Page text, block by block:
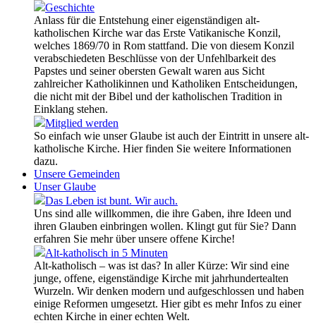
Geschichte
Anlass für die Entstehung einer eigenständigen alt-
katholischen Kirche war das Erste Vatikanische Konzil,
welches 1869/70 in Rom stattfand. Die von diesem Konzil
verabschiedeten Beschlüsse von der Unfehlbarkeit des
Papstes und seiner obersten Gewalt waren aus Sicht
zahlreicher Katholikinnen und Katholiken Entscheidungen,
die nicht mit der Bibel und der katholischen Tradition in
Einklang stehen.
Mitglied werden
So einfach wie unser Glaube ist auch der Eintritt in unsere alt-
katholische Kirche. Hier finden Sie weitere Informationen
dazu.
Unsere Gemeinden
Unser Glaube
Das Leben ist bunt. Wir auch.
Uns sind alle willkommen, die ihre Gaben, ihre Ideen und
ihren Glauben einbringen wollen. Klingt gut für Sie? Dann
erfahren Sie mehr über unsere offene Kirche!
Alt-katholisch in 5 Minuten
Alt-katholisch – was ist das? In aller Kürze: Wir sind eine
junge, offene, eigenständige Kirche mit jahrhundertealten
Wurzeln. Wir denken modern und aufgeschlossen und haben
einige Reformen umgesetzt. Hier gibt es mehr Infos zu einer
echten Kirche in einer echten Welt.